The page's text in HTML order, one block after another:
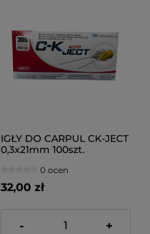
IGŁY DO CARPUL CK-JECT
0,3x21mm 100szt.
0 ocen
32,00 zł
- +